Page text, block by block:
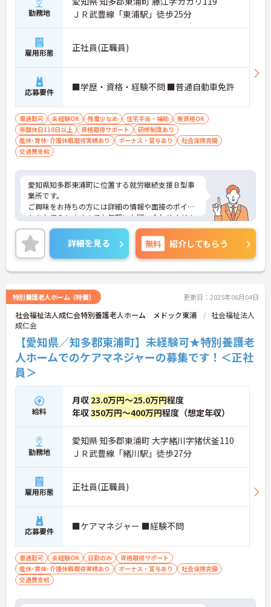
勤務地
ＪＲ武豊線「東浦駅」徒歩25分
雇用形態 正社員(正職員)
応募要件 ■学歴・資格・経験不問 ■普通自動車免許
車通勤可 未経験OK 残業少なめ 住宅手当・補助
無資格OK
年間休日110日以上
資格取得サポート
研修制度あり
産休･育休･介護休暇取得実績あり
ボーナス・賞与あり
社会保険完備
交通費支給
愛知県知多郡東浦町に位置する就労継続支援Ｂ型事
業所です。
ご興味をお持ちの方には詳細の情報や面接のポイン
トをお伝えしますのでお気軽にお問い合わせくださ
いませ。
詳細を見る 無料 紹介してもらう
特別養護老人ホーム（特養） 更新日：2025年06月04日
社会福祉法人成仁会特別養護老人ホーム メドック東浦
社会福祉法人
成仁会
【愛知県／知多郡東浦町】未経験可★特別養護老
人ホームでのケアマネジャーの募集です！＜正社
員＞
給料
月収 23.0万円～25.0万円程度
年収350万円～400万円程度（想定年収）
勤務地
愛知県 知多郡東浦町 大字緒川字猪伏釜110
ＪＲ武豊線「緒川駅」徒歩27分
雇用形態 正社員(正職員)
応募要件 ■ケアマネジャー ■経験不問
車通勤可 未経験OK 日勤のみ
資格取得サポート
産休･育休･介護休暇取得実績あり
ボーナス・賞与あり
社会保険完備
交通費支給